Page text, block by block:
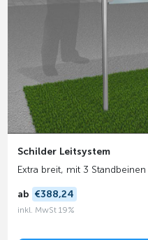
Schilder Leitsystem
Extra breit, mit 3 Standbeinen
ab €388,24
inkl. MwSt 19%